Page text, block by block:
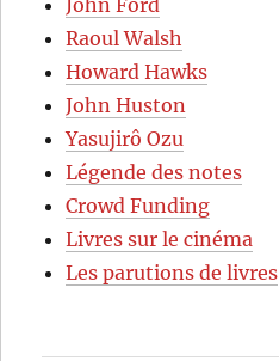
Raoul Walsh
Howard Hawks
John Huston
Yasujirô Ozu
Légende des notes
Crowd Funding
Livres sur le cinéma
Les parutions de livres